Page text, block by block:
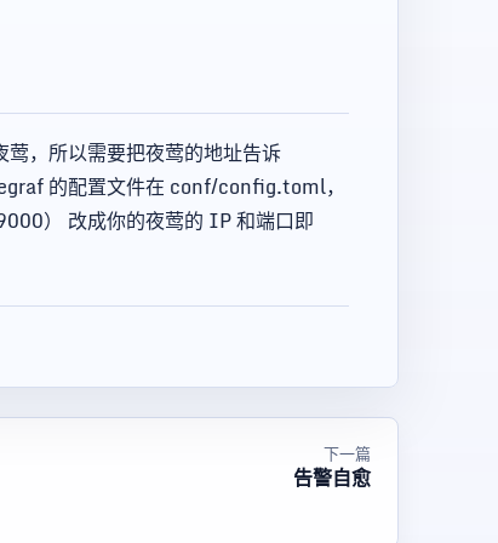
，所以需要把夜莺的地址告诉
的配置文件在 conf/config.toml，
） 改成你的夜莺的 IP 和端口即
下一篇
告警自愈